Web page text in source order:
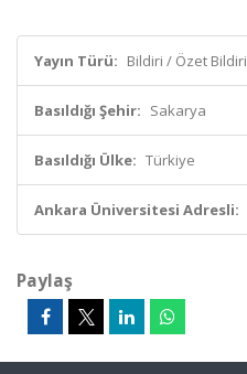
Yayın Türü: Bildiri / Özet Bildiri
Basıldığı Şehir: Sakarya
Basıldığı Ülke: Türkiye
Ankara Üniversitesi Adresli:
Paylaş